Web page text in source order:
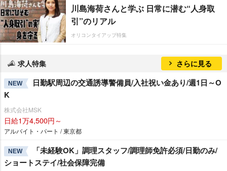
川島海荷さんと学ぶ 日常に潜む“人身取
引”のリアル
オリコンタイアップ特集
求人特集 さらに見る
NEW
日勤駅周辺の交通誘導警備員/入社祝い金あり/週1日～O
K
株式会社MSK
日給1万4,500円～
アルバイト・パート / 東京都
NEW
「未経験OK」調理スタッフ/調理師免許必須/日勤のみ/
ショートステイ/社会保障完備